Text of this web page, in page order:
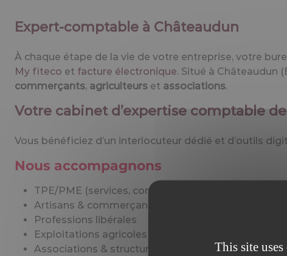
Expert-comptable à Châteaudun
À chaque étape de la vie de votre entreprise, votre
My fiteco et facture électronique. Situé à Châteaudun
commerçants, agriculteurs et associations.
Votre cabinet d’expertise comptable
Vous bénéficiez d’un interlocuteur dédié et d’outils
Nous accompagnons
TPE/PME (services, commerce, industrie, BTP)
Artisans & commerçants
Professions libérales
Exploitations agricoles
Associations & structures locales
This site